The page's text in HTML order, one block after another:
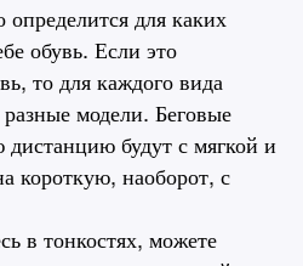
для каких
обувь. Если это
то для каждого вида
модели. Беговые
будут с мягкой и
короткую, наоборот, с
в тонкостях, можете